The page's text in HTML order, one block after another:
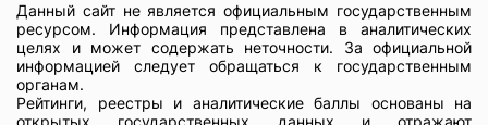
Данный сайт не является официальным государственным
ресурсом. Информация представлена в аналитических
целях и может содержать неточности. За официальной
информацией следует обращаться к государственным
органам.
Рейтинги, реестры и аналитические баллы основаны на
открытых государственных данных и отражают